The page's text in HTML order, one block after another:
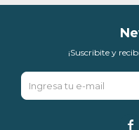
¡Suscribite y
